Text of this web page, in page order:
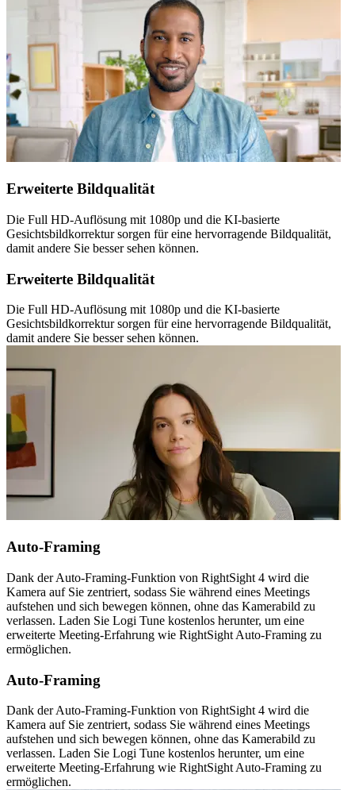
Erweiterte Bildqualität
Die Full HD-Auflösung mit 1080p und die KI-basierte
Gesichtsbildkorrektur sorgen für eine hervorragende Bildqualität,
damit andere Sie besser sehen können.
Erweiterte Bildqualität
Die Full HD-Auflösung mit 1080p und die KI-basierte
Gesichtsbildkorrektur sorgen für eine hervorragende Bildqualität,
damit andere Sie besser sehen können.
Auto-Framing
Dank der Auto-Framing-Funktion von RightSight 4 wird die
Kamera auf Sie zentriert, sodass Sie während eines Meetings
aufstehen und sich bewegen können, ohne das Kamerabild zu
verlassen. Laden Sie Logi Tune kostenlos herunter, um eine
erweiterte Meeting-Erfahrung wie RightSight Auto-Framing zu
ermöglichen.
Auto-Framing
Dank der Auto-Framing-Funktion von RightSight 4 wird die
Kamera auf Sie zentriert, sodass Sie während eines Meetings
aufstehen und sich bewegen können, ohne das Kamerabild zu
verlassen. Laden Sie Logi Tune kostenlos herunter, um eine
erweiterte Meeting-Erfahrung wie RightSight Auto-Framing zu
ermöglichen.